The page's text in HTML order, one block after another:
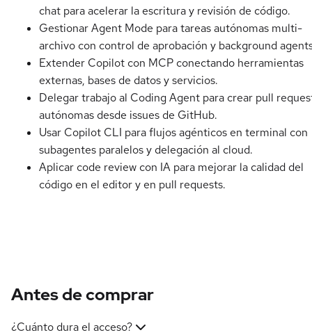
chat para acelerar la escritura y revisión de código.
Gestionar Agent Mode para tareas autónomas multi-
archivo con control de aprobación y background
Extender Copilot con MCP conectando herramientas
externas, bases de datos y servicios.
Delegar trabajo al Coding Agent para crear pull
autónomas desde issues de GitHub.
Usar Copilot CLI para flujos agénticos en terminal con
subagentes paralelos y delegación al cloud.
Aplicar code review con IA para mejorar la calidad del
código en el editor y en pull requests.
Antes de comprar
¿Cuánto dura el acceso?